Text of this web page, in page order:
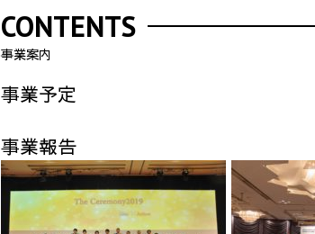
CONTENTS
事業案内
事業予定
事業報告